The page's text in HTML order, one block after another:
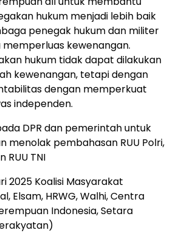
hukum menjadi lebih baik
penegak hukum dan militer
kewenangan.
hukum tidak dapat dilakukan
kewenangan, tetapi dengan
dengan memperkuat
independen.
DPR dan pemerintah untuk
menolak pembahasan RUU Polri,
RUU TNI
2025 Koalisi Masyarakat
Elsam, HRWG, Walhi, Centra
Indonesia, Setara